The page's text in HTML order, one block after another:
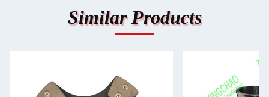
Similar Products